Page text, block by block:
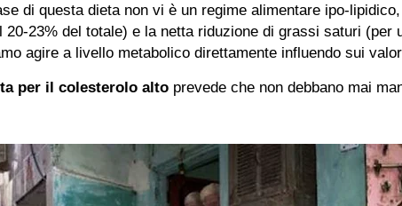
di questa dieta non vi è un regime alimentare ipo-
20-23% del totale) e la netta riduzione di grassi saturi (per
agire a livello metabolico direttamente influendo sui
per il colesterolo alto prevede che non debbano mai